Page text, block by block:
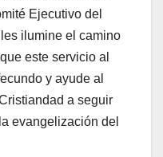
Ejecutivo del
ilumine el camino
este servicio al
y ayude al
a seguir
evangelización del